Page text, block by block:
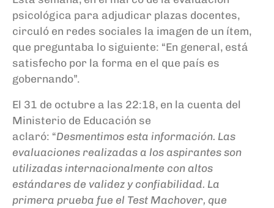
psicológica para adjudicar plazas docentes,
circuló en redes sociales la imagen de un ítem,
que preguntaba lo siguiente: “En general, está
satisfecho por la forma en el que país es
gobernando”.
El 31 de octubre a las 22:18, en la cuenta del
Ministerio de Educación se
aclaró: “Desmentimos esta información. Las
evaluaciones realizadas a los aspirantes son
utilizadas internacionalmente con altos
estándares de validez y confiabilidad. La
primera prueba fue el Test Machover, que